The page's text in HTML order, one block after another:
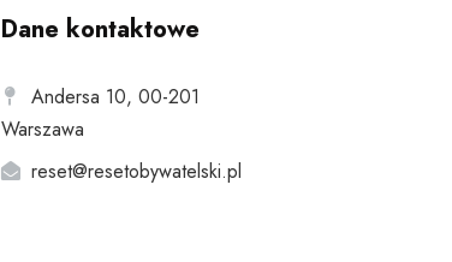
Dane kontaktowe
Andersa 10, 00-201
Warszawa
reset@resetobywatelski.pl